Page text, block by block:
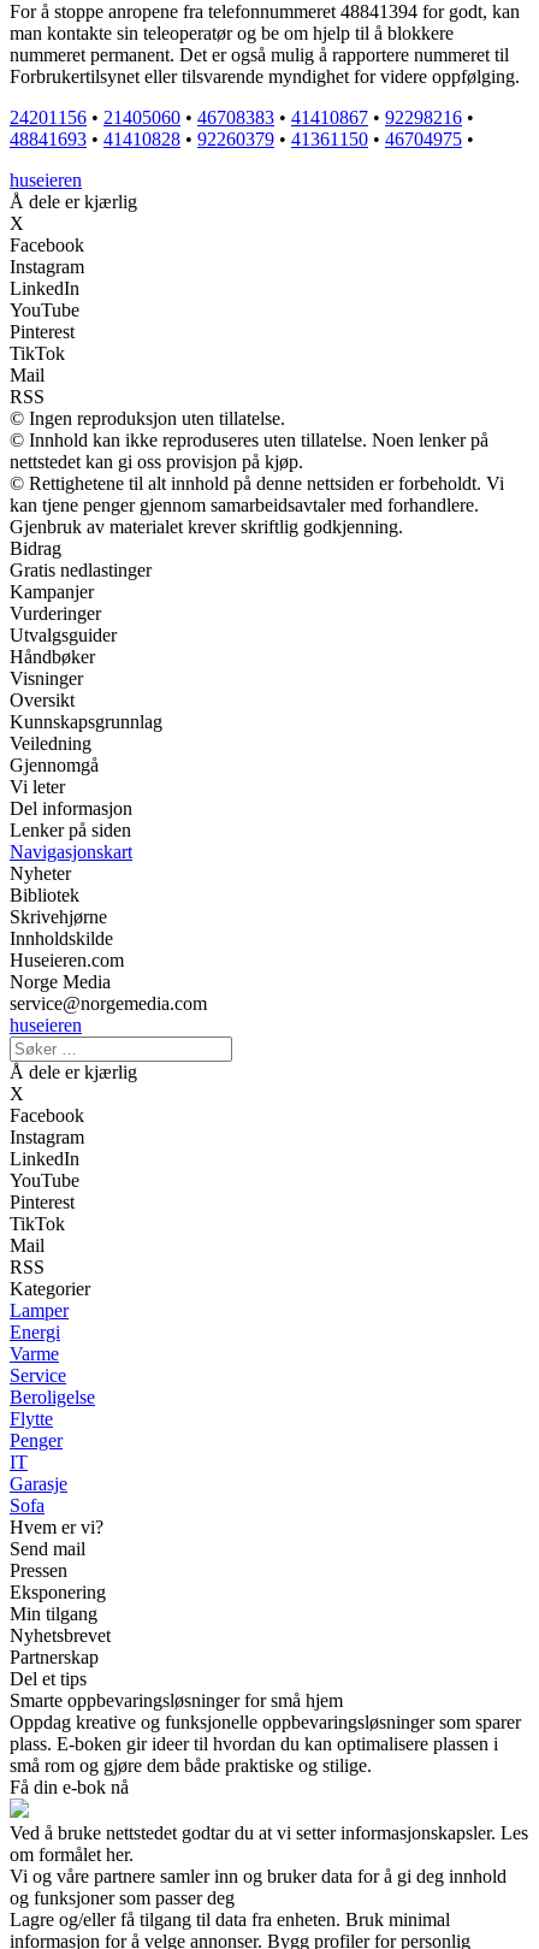
For å stoppe anropene fra telefonnummeret 48841394 for godt, kan
man kontakte sin teleoperatør og be om hjelp til å blokkere
nummeret permanent. Det er også mulig å rapportere nummeret til
Forbrukertilsynet eller tilsvarende myndighet for videre oppfølging.
24201156 • 21405060 • 46708383 • 41410867 • 92298216 •
48841693 • 41410828 • 92260379 • 41361150 • 46704975 •
huseieren
Å dele er kjærlig
X
Facebook
Instagram
LinkedIn
YouTube
Pinterest
TikTok
Mail
RSS
© Ingen reproduksjon uten tillatelse.
© Innhold kan ikke reproduseres uten tillatelse. Noen lenker på
nettstedet kan gi oss provisjon på kjøp.
© Rettighetene til alt innhold på denne nettsiden er forbeholdt. Vi
kan tjene penger gjennom samarbeidsavtaler med forhandlere.
Gjenbruk av materialet krever skriftlig godkjenning.
Bidrag
Gratis nedlastinger
Kampanjer
Vurderinger
Utvalgsguider
Håndbøker
Visninger
Oversikt
Kunnskapsgrunnlag
Veiledning
Gjennomgå
Vi leter
Del informasjon
Lenker på siden
Navigasjonskart
Nyheter
Bibliotek
Skrivehjørne
Innholdskilde
Huseieren.com
Norge Media
service@norgemedia.com
huseieren
Å dele er kjærlig
X
Facebook
Instagram
LinkedIn
YouTube
Pinterest
TikTok
Mail
RSS
Kategorier
Lamper
Energi
Varme
Service
Beroligelse
Flytte
Penger
IT
Garasje
Sofa
Hvem er vi?
Send mail
Pressen
Eksponering
Min tilgang
Nyhetsbrevet
Partnerskap
Del et tips
Smarte oppbevaringsløsninger for små hjem
Oppdag kreative og funksjonelle oppbevaringsløsninger som sparer
plass. E-boken gir ideer til hvordan du kan optimalisere plassen i
små rom og gjøre dem både praktiske og stilige.
Få din e-bok nå
Ved å bruke nettstedet godtar du at vi setter informasjonskapsler. Les
om formålet her.
Vi og våre partnere samler inn og bruker data for å gi deg innhold
og funksjoner som passer deg
Lagre og/eller få tilgang til data fra enheten. Bruk minimal
informasjon for å velge annonser. Bygg profiler for personlig